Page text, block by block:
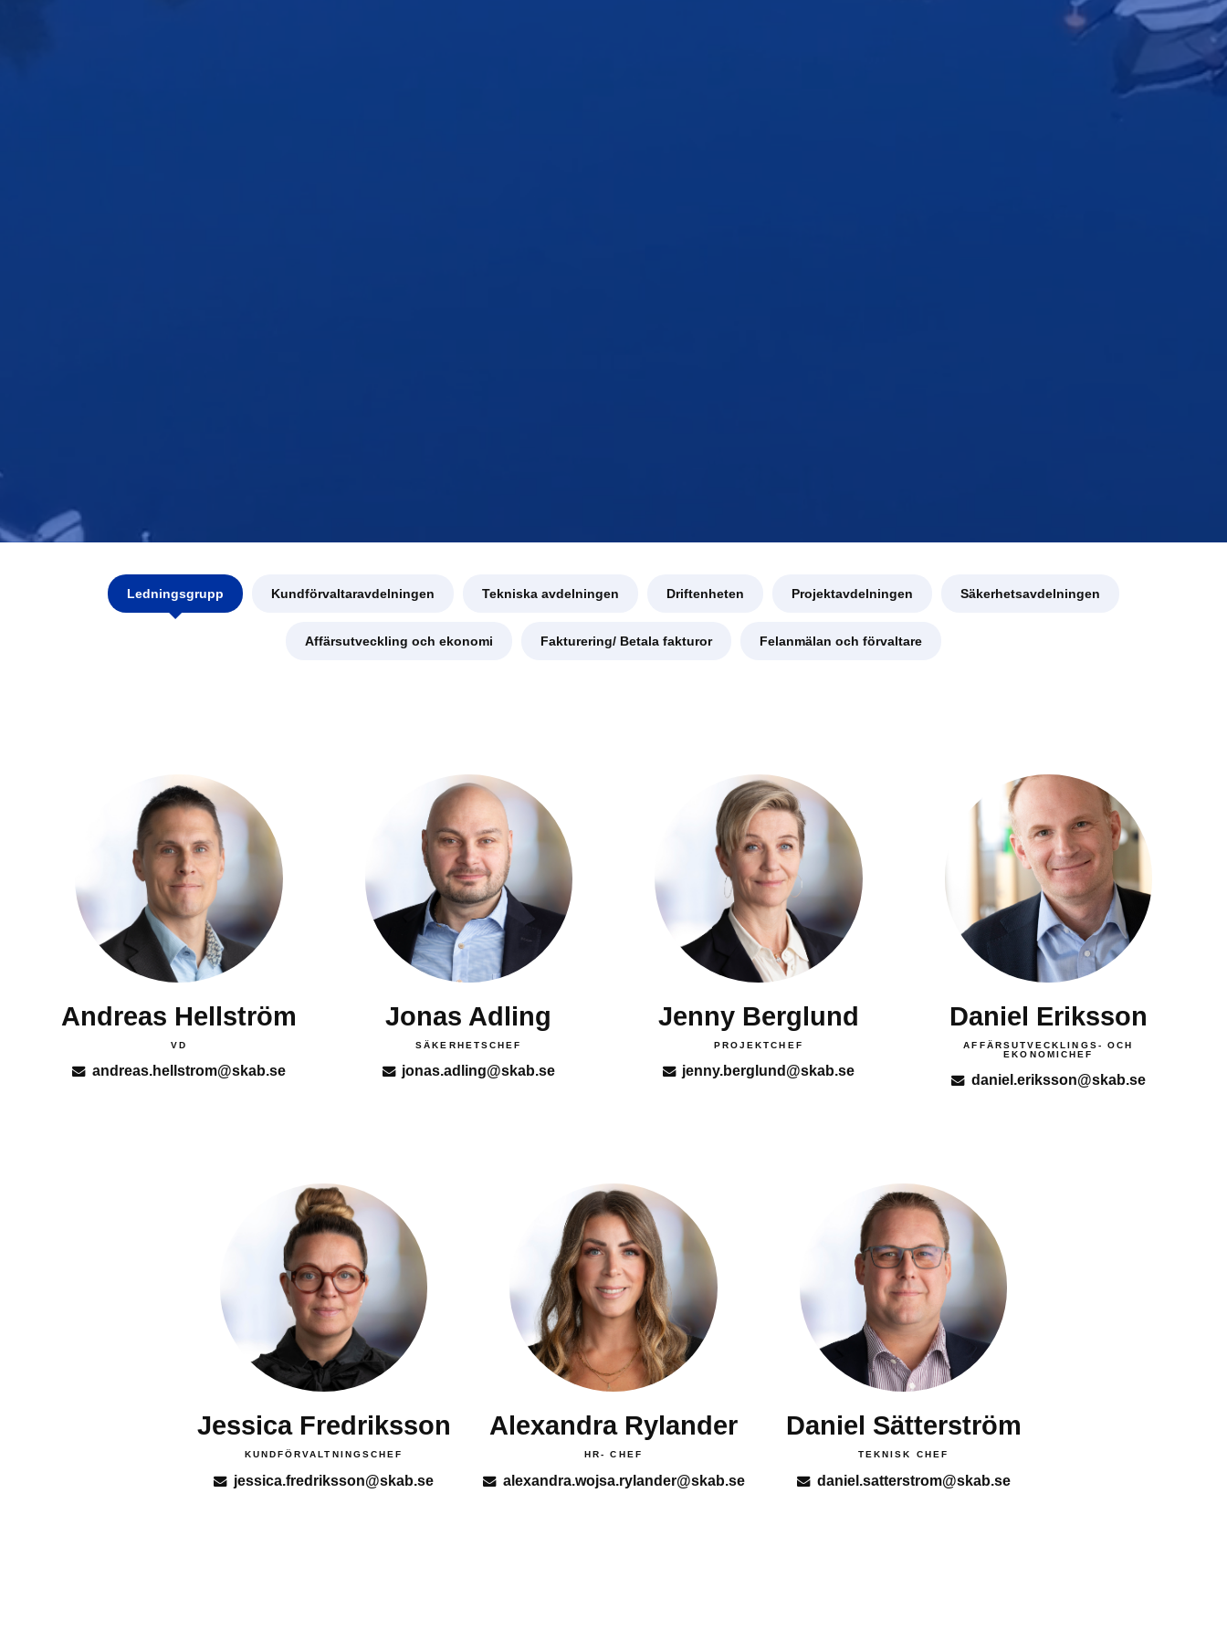
Ledningsgrupp Kundförvaltaravdelningen Tekniska avdelningen Driftenheten Projektavdelningen Säkerhetsavdelningen
Affärsutveckling och ekonomi Fakturering/ Betala fakturor Felanmälan och förvaltare
Andreas Hellström
VD
andreas.hellstrom@skab.se
Jonas Adling
SÄKERHETSCHEF
jonas.adling@skab.se
Jenny Berglund
PROJEKTCHEF
jenny.berglund@skab.se
Daniel Eriksson
AFFÄRSUTVECKLINGS- OCH
EKONOMICHEF
daniel.eriksson@skab.se
Jessica Fredriksson
KUNDFÖRVALTNINGSCHEF
jessica.fredriksson@skab.se
Alexandra Rylander
HR- CHEF
alexandra.wojsa.rylander@skab.se
Daniel Sätterström
TEKNISK CHEF
daniel.satterstrom@skab.se